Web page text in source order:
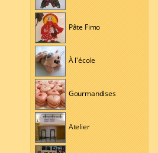
Pâte Fimo
À l'école
Gourmandises
Atelier